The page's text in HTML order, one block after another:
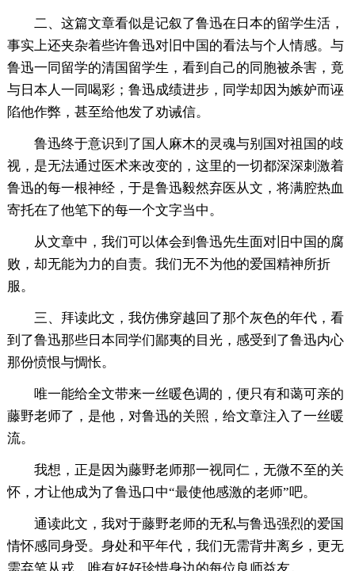
二、这篇文章看似是记叙了鲁迅在日本的留学生活，
事实上还夹杂着些许鲁迅对旧中国的看法与个人情感。与
鲁迅一同留学的清国留学生，看到自己的同胞被杀害，竟
与日本人一同喝彩；鲁迅成绩进步，同学却因为嫉妒而诬
陷他作弊，甚至给他发了劝诫信。
鲁迅终于意识到了国人麻木的灵魂与别国对祖国的歧
视，是无法通过医术来改变的，这里的一切都深深刺激着
鲁迅的每一根神经，于是鲁迅毅然弃医从文，将满腔热血
寄托在了他笔下的每一个文字当中。
从文章中，我们可以体会到鲁迅先生面对旧中国的腐
败，却无能为力的自责。我们无不为他的爱国精神所折
服。
三、拜读此文，我仿佛穿越回了那个灰色的年代，看
到了鲁迅那些日本同学们鄙夷的目光，感受到了鲁迅内心
那份愤恨与惆怅。
唯一能给全文带来一丝暖色调的，便只有和蔼可亲的
藤野老师了，是他，对鲁迅的关照，给文章注入了一丝暖
流。
我想，正是因为藤野老师那一视同仁，无微不至的关
怀，才让他成为了鲁迅口中“最使他感激的老师”吧。
通读此文，我对于藤野老师的无私与鲁迅强烈的爱国
情怀感同身受。身处和平年代，我们无需背井离乡，更无